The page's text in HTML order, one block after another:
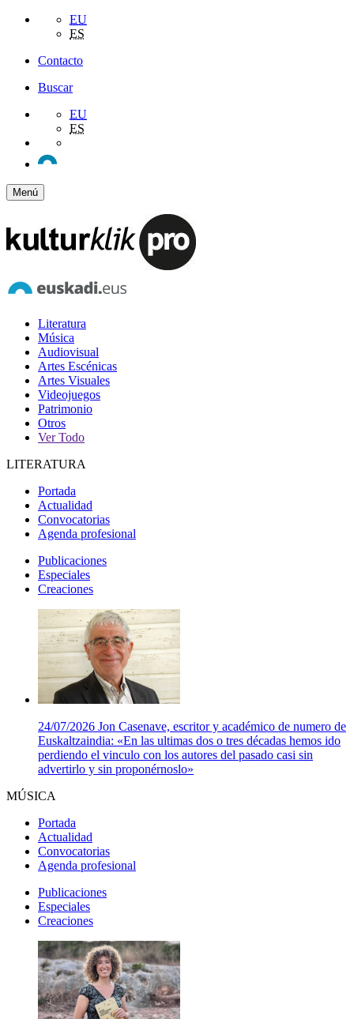
EU
ES
Contacto
Buscar
EU
ES
Menú
Literatura
Música
Audiovisual
Artes Escénicas
Artes Visuales
Videojuegos
Patrimonio
Otros
Ver Todo
LITERATURA
Portada
Actualidad
Convocatorias
Agenda profesional
Publicaciones
Especiales
Creaciones
24/07/2026 Jon Casenave, escritor y académico de numero de
Euskaltzaindia: «En las ultimas dos o tres décadas hemos ido
perdiendo el vinculo con los autores del pasado casi sin
advertirlo y sin proponérnoslo»
MÚSICA
Portada
Actualidad
Convocatorias
Agenda profesional
Publicaciones
Especiales
Creaciones